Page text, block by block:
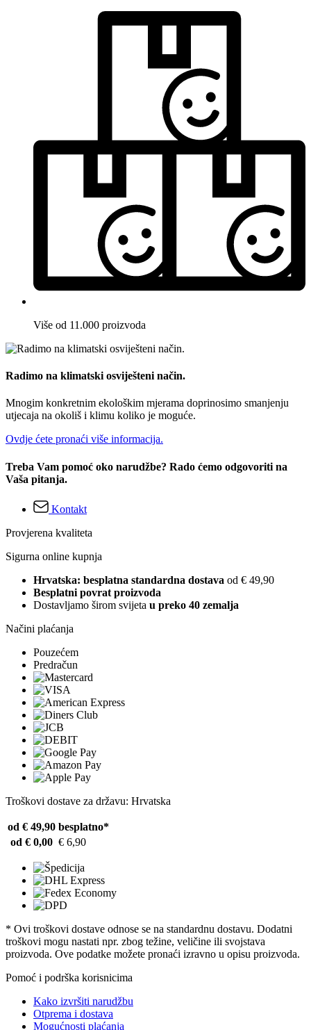
Više od 11.000 proizvoda
Radimo na klimatski osviješteni način.
Mnogim konkretnim ekološkim mjerama doprinosimo smanjenju
utjecaja na okoliš i klimu koliko je moguće.
Ovdje ćete pronaći više informacija.
Treba Vam pomoć oko narudžbe? Rado ćemo odgovoriti na
Vaša pitanja.
Kontakt
Provjerena kvaliteta
Sigurna online kupnja
Hrvatska: besplatna standardna dostava od € 49,90
Besplatni povrat proizvoda
Dostavljamo širom svijeta u preko 40 zemalja
Načini plaćanja
Pouzećem
Predračun
Troškovi dostave za državu: Hrvatska
od € 49,90 besplatno*
od € 0,00 € 6,90
* Ovi troškovi dostave odnose se na standardnu ​​dostavu. Dodatni
troškovi mogu nastati npr. zbog težine, veličine ili svojstava
proizvoda. Ove podatke možete pronaći izravno u opisu proizvoda.
Pomoć i podrška korisnicima
Kako izvršiti narudžbu
Otprema i dostava
Mogućnosti plaćanja